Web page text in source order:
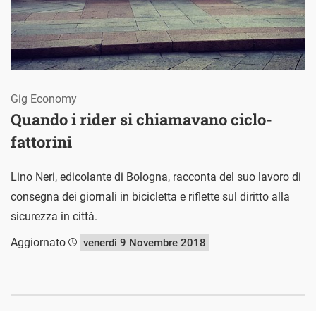
Quando i rider si chiamavano ciclo-
fattorini
Gig Economy
Lino Neri, edicolante di Bologna, racconta del suo lavoro di
consegna dei giornali in bicicletta e riflette sul diritto alla
sicurezza in città.
Aggiornato
venerdì 9 Novembre 2018